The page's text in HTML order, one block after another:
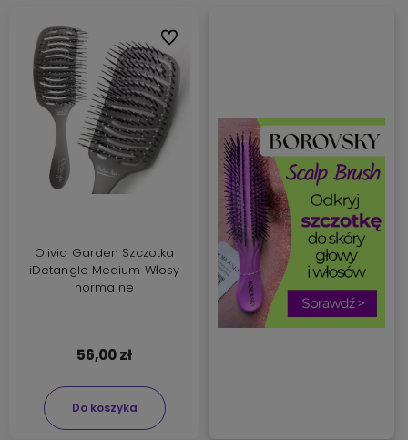
Olivia Garden Szczotka
iDetangle Medium Włosy
normalne
56,00 zł
Do koszyka
Do ulubionych